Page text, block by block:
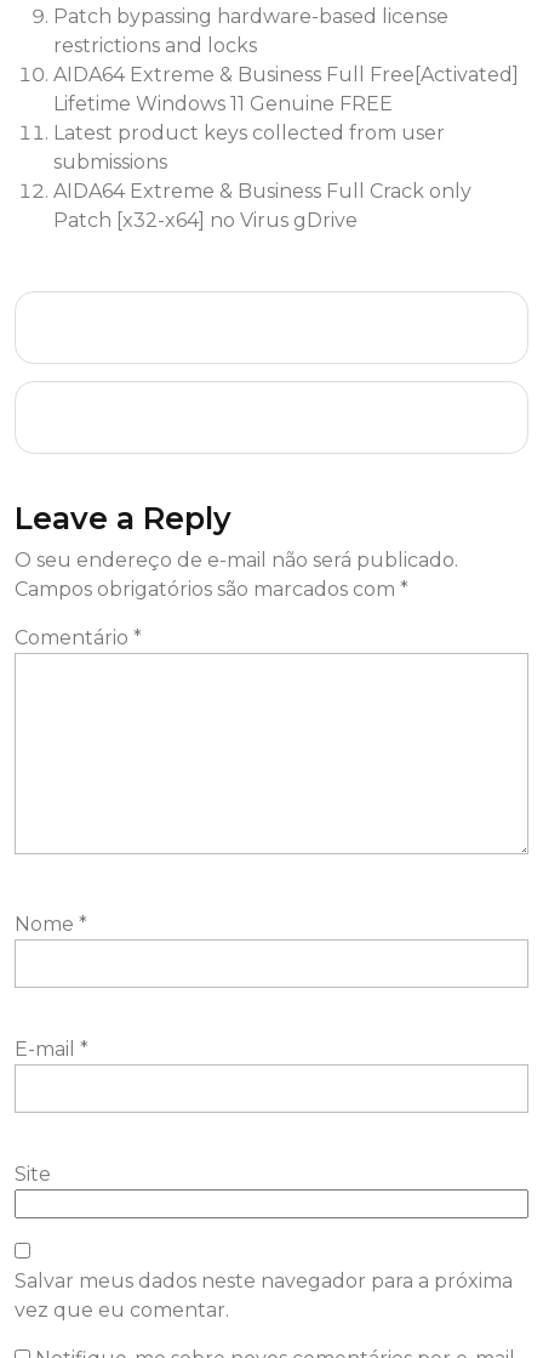
Patch bypassing hardware-based license
restrictions and locks
AIDA64 Extreme & Business Full Free[Activated]
Lifetime Windows 11 Genuine FREE
Latest product keys collected from user
submissions
AIDA64 Extreme & Business Full Crack only
Patch [x32-x64] no Virus gDrive
Leave a Reply
O seu endereço de e-mail não será publicado.
Campos obrigatórios são marcados com *
Comentário *
Nome *
E-mail *
Site
Salvar meus dados neste navegador para a próxima
vez que eu comentar.